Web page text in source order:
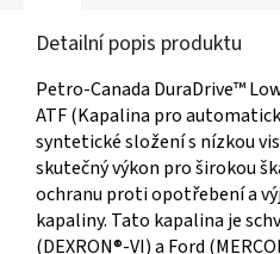
Detailní popis produktu
Petro-Canada DuraDrive™
ATF (Kapalina pro
syntetické složení s nízkou
skutečný výkon pro širokou
ochranu proti opotřebení a
kapaliny. Tato kapalina je
(DEXRON®-VI) a Ford